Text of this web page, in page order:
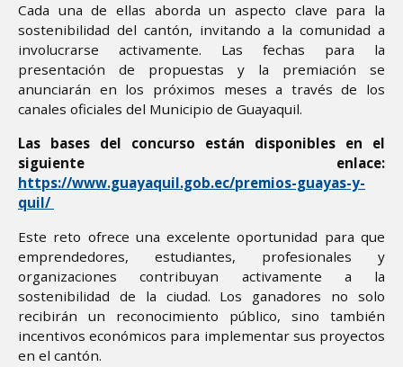
Cada una de ellas aborda un aspecto clave para la
sostenibilidad del cantón, invitando a la comunidad a
involucrarse activamente. Las fechas para la
presentación de propuestas y la premiación se
anunciarán en los próximos meses a través de los
canales oficiales del Municipio de Guayaquil.
Las bases del concurso están disponibles en el
siguiente enlace:
https://www.guayaquil.gob.ec/premios-guayas-y-
quil/
Este reto ofrece una excelente oportunidad para que
emprendedores, estudiantes, profesionales y
organizaciones contribuyan activamente a la
sostenibilidad de la ciudad. Los ganadores no solo
recibirán un reconocimiento público, sino también
incentivos económicos para implementar sus proyectos
en el cantón.